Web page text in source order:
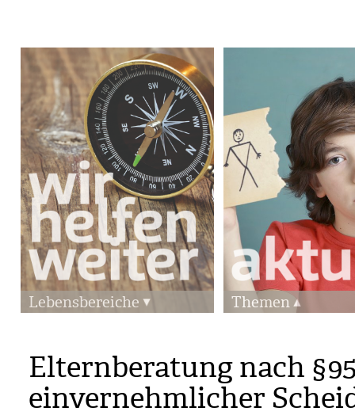
Lebensbereiche Themen
Elternberatung nach
einvernehmlicher